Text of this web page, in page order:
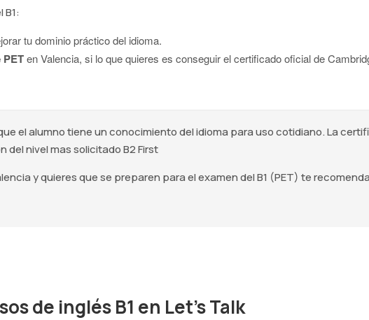
tu dominio práctico del idioma.
en Valencia, si lo que quieres es conseguir el certificado oficial de
el alumno tiene un conocimiento del idioma para uso cotidiano. La
del nivel mas solicitado B2 First
y quieres que se preparen para el examen del B1 (PET) te
de inglés B1 en Let's Talk